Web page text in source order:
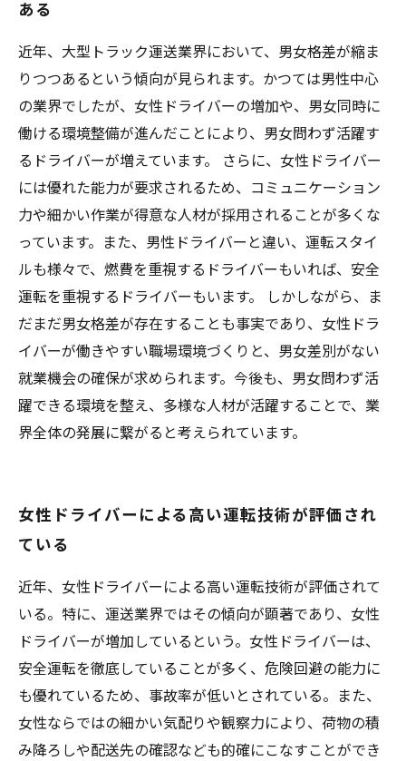
ある
近年、大型トラック運送業界において、男女格差が縮ま
りつつあるという傾向が見られます。かつては男性中心
の業界でしたが、女性ドライバーの増加や、男女同時に
働ける環境整備が進んだことにより、男女問わず活躍す
るドライバーが増えています。 さらに、女性ドライバー
には優れた能力が要求されるため、コミュニケーション
力や細かい作業が得意な人材が採用されることが多くな
っています。また、男性ドライバーと違い、運転スタイ
ルも様々で、燃費を重視するドライバーもいれば、安全
運転を重視するドライバーもいます。 しかしながら、ま
だまだ男女格差が存在することも事実であり、女性ドラ
イバーが働きやすい職場環境づくりと、男女差別がない
就業機会の確保が求められます。今後も、男女問わず活
躍できる環境を整え、多様な人材が活躍することで、業
界全体の発展に繋がると考えられています。
女性ドライバーによる高い運転技術が評価され
ている
近年、女性ドライバーによる高い運転技術が評価されて
いる。特に、運送業界ではその傾向が顕著であり、女性
ドライバーが増加しているという。女性ドライバーは、
安全運転を徹底していることが多く、危険回避の能力に
も優れているため、事故率が低いとされている。また、
女性ならではの細かい気配りや観察力により、荷物の積
み降ろしや配送先の確認なども的確にこなすことができ